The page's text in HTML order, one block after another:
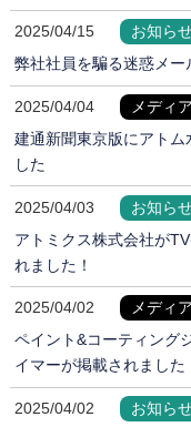
2025/04/15
お知ら
弊社社員を騙る迷惑メー
2025/04/04
メディア
建通新聞東京版にアト
した
2025/04/03
お知ら
アトミクス株式会社が
れました！
2025/04/02
メディア
ペイント&コーティング
イマーが掲載されました
2025/04/02
お知ら